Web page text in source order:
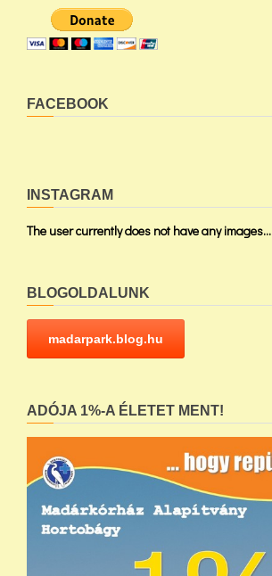
FACEBOOK
INSTAGRAM
The user currently does not have any images...
BLOGOLDALUNK
madarpark.blog.hu
ADÓJA 1%-A ÉLETET MENT!